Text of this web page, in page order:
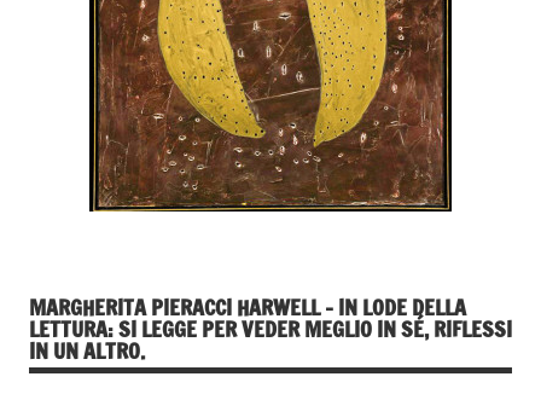
MARGHERITA PIERACCI HARWELL – IN LODE DELLA
LETTURA: SI LEGGE PER VEDER MEGLIO IN SÉ, RIFLESSI
IN UN ALTRO.